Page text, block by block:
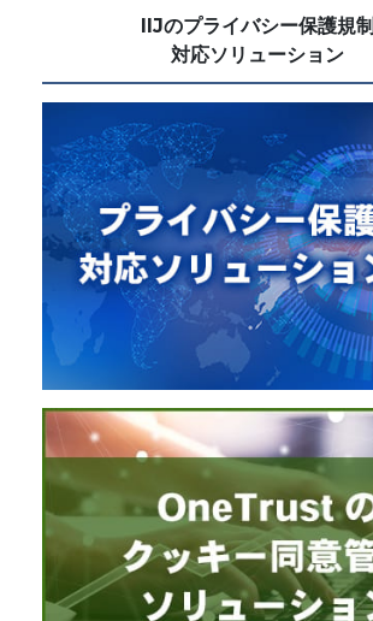
IIJのプライバシー保護規制
対応ソリューション